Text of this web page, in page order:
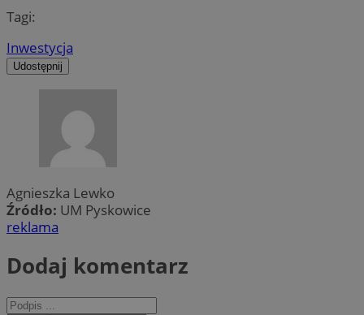
Tagi:
Inwestycja
Udostępnij
Agnieszka Lewko
Źródło: UM Pyskowice
reklama
Dodaj komentarz